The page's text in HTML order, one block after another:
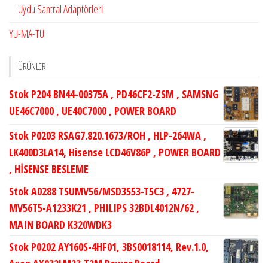
Uydu Santral Adaptörleri
YU-MA-TU
ÜRÜNLER
Stok P204 BN44-00375A , PD46CF2-ZSM , SAMSNG
UE46C7000 , UE40C7000 , POWER BOARD
Stok P0203 RSAG7.820.1673/ROH , HLP-264WA ,
LK400D3LA14, Hisense LCD46V86P , POWER BOARD
, HİSENSE BESLEME
Stok A0288 TSUMV56/MSD3553-T5C3 , 4727-
MV56T5-A1233K21 , PHILIPS 32BDL4012N/62 ,
MAIN BOARD K320WDK3
Stok P0202 AY160S-4HF01, 3BS0018114, Rev.1.0,